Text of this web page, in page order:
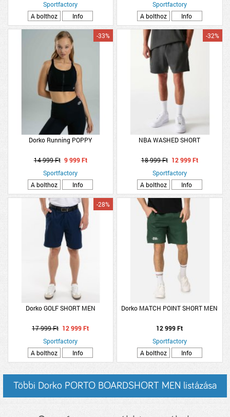
Sportfactory
A bolthoz
Info
Sportfactory
A bolthoz
Info
Dorko Running POPPY
-33%
14 999 Ft 9 999 Ft
Sportfactory
A bolthoz
Info
NBA WASHED SHORT
-32%
18 999 Ft 12 999 Ft
Sportfactory
A bolthoz
Info
Dorko GOLF SHORT MEN
-28%
17 999 Ft 12 999 Ft
Sportfactory
A bolthoz
Info
Dorko MATCH POINT SHORT MEN
12 999 Ft
Sportfactory
A bolthoz
Info
Többi Dorko PORTO BOARDSHORT MEN listázása